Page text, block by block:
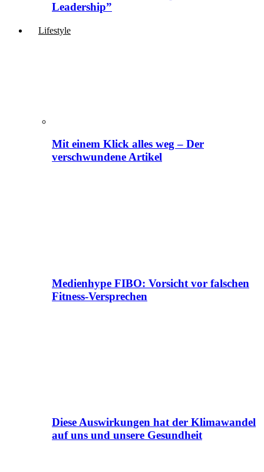
Leadership”
Lifestyle
Mit einem Klick alles weg – Der
verschwundene Artikel
Medienhype FIBO: Vorsicht vor falschen
Fitness-Versprechen
Diese Auswirkungen hat der Klimawandel
auf uns und unsere Gesundheit